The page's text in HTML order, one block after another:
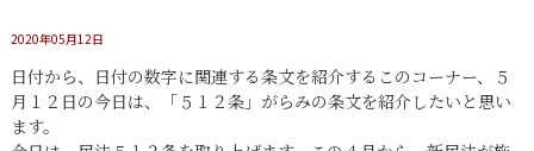
2020年05月12日
日付から、日付の数字に関連する条文を紹介するこのコーナー、５
月１２日の今日は、「５１２条」がらみの条文を紹介したいと思い
ます。